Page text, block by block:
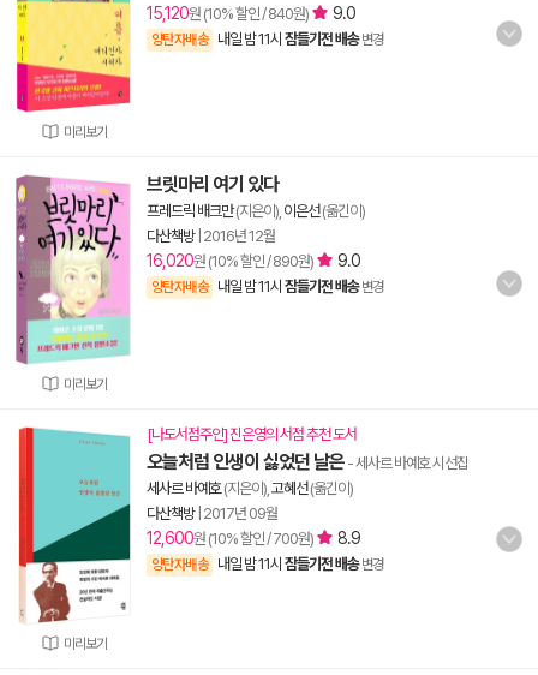
미리보기
15,120원 (10% 할인 / 840원) 9.0
양탄자배송 내일 밤 11시 잠들기전 배송 변경
미리보기
브릿마리 여기 있다
프레드릭 배크만(지은이), 이은선(옮긴이)
다산책방| 2016년 12월
16,020원 (10% 할인 / 890원) 9.0
양탄자배송 내일 밤 11시 잠들기전 배송 변경
미리보기
[나도서점주인] 진은영의 서점 추천 도서
오늘처럼 인생이 싫었던 날은 - 세사르 바예호 시선집
세사르 바예호(지은이), 고혜선(옮긴이)
다산책방| 2017년 09월
12,600원 (10% 할인 / 700원) 8.9
양탄자배송 내일 밤 11시 잠들기전 배송 변경